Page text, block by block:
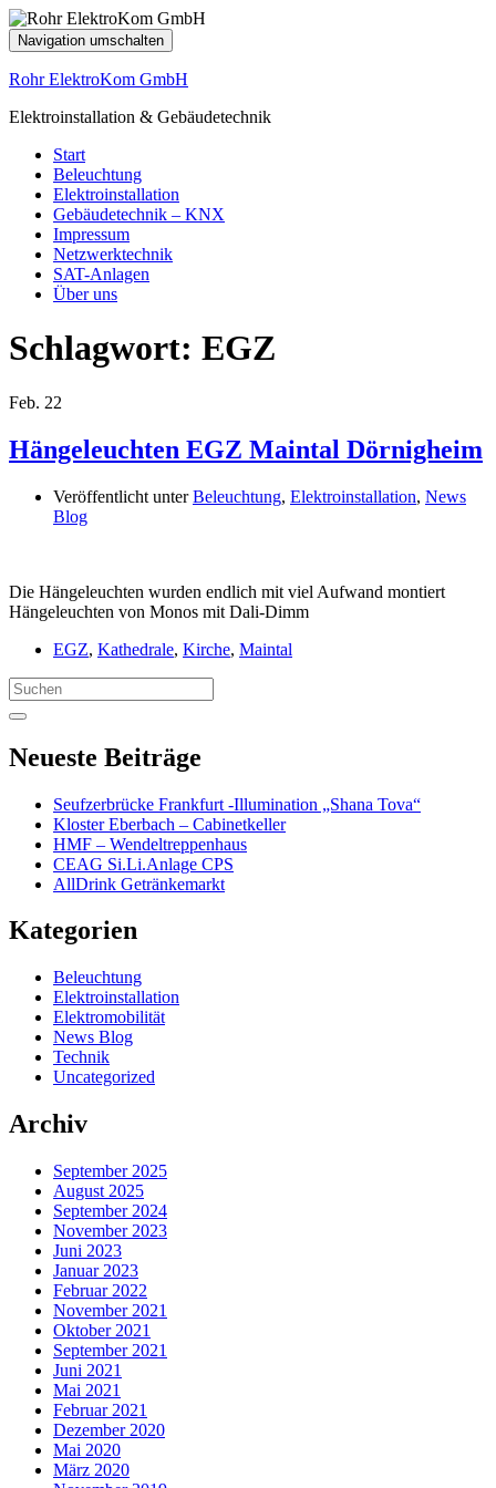
Navigation umschalten
Rohr ElektroKom GmbH
Elektroinstallation & Gebäudetechnik
Start
Beleuchtung
Elektroinstallation
Gebäudetechnik – KNX
Impressum
Netzwerktechnik
SAT-Anlagen
Über uns
Schlagwort: EGZ
Feb. 22
Hängeleuchten EGZ Maintal Dörnigheim
Veröffentlicht unterBeleuchtung, Elektroinstallation, News
Blog
Die Hängeleuchten wurden endlich mit viel Aufwand montiert
Hängeleuchten von Monos mit Dali-Dimm
EGZ, Kathedrale, Kirche, Maintal
Search
for:
Neueste Beiträge
Seufzerbrücke Frankfurt -Illumination „Shana Tova“
Kloster Eberbach – Cabinetkeller
HMF – Wendeltreppenhaus
CEAG Si.Li.Anlage CPS
AllDrink Getränkemarkt
Kategorien
Beleuchtung
Elektroinstallation
Elektromobilität
News Blog
Technik
Uncategorized
Archiv
September 2025
August 2025
September 2024
November 2023
Juni 2023
Januar 2023
Februar 2022
November 2021
Oktober 2021
September 2021
Juni 2021
Mai 2021
Februar 2021
Dezember 2020
Mai 2020
März 2020